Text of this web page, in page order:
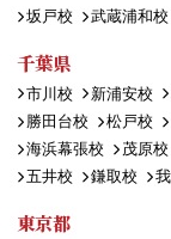
坂戸校
武蔵浦和校
千葉県
市川校 新浦安校
勝田台校
松戸校
海浜幕張校
茂原校
五井校
鎌取校
東京都